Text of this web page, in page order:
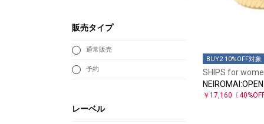
BUY2 10%OFF対象
SHIPS for
￥17,160 〔
販売タイプ
通常販売
予約
レーベル